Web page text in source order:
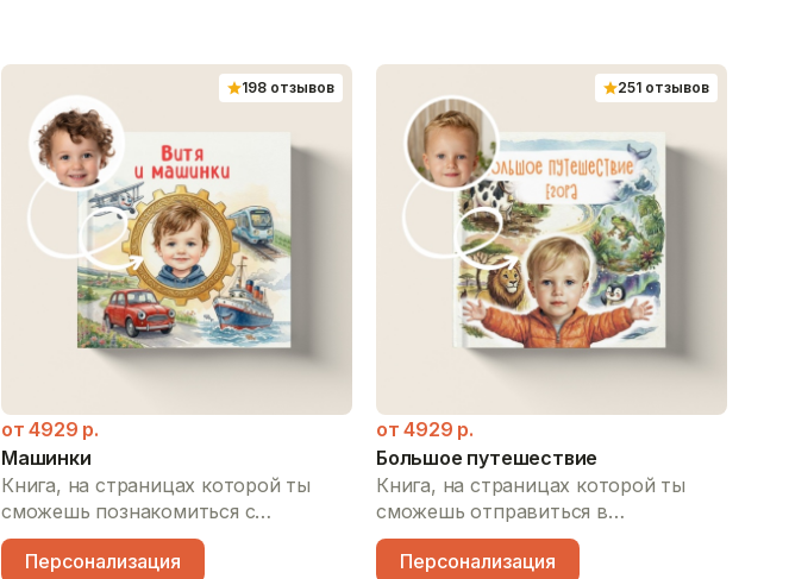
198 отзывов
от4929 р.
Машинки
Книга, на страницах которой ты
сможешь познакомиться с
удивительным миром транспорта:
узнать, как гудит пожарная машина,
Персонализация
251 отзывов
от4929 р.
Большое путешествие
Книга, на страницах которой ты
сможешь отправиться в
захватывающую прогулку по всему
свету: весело пошлепать по мокрой
Персонализация